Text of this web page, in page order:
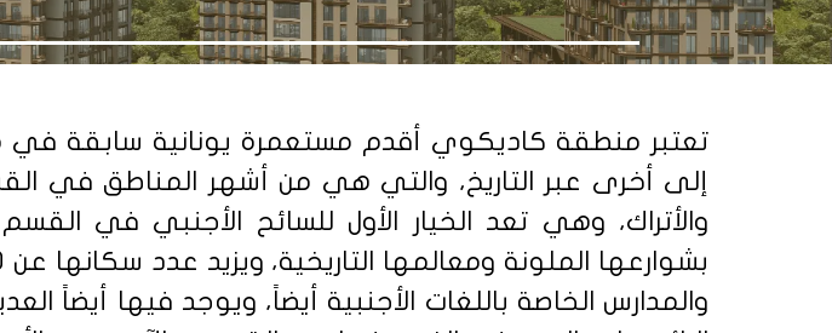
تعتبر منطقة كاديكوي أقدم مستعمرة يونانية سابقة في
إلى أخرى عبر التاريخ، والتي هي من أشهر المناطق في
والأتراك، وهي تعد الخيار الأول للسائح الأجنبي في
والمدارس الخاصة باللغات الأجنبية أيضاً، ويوجد فيها أيضاً